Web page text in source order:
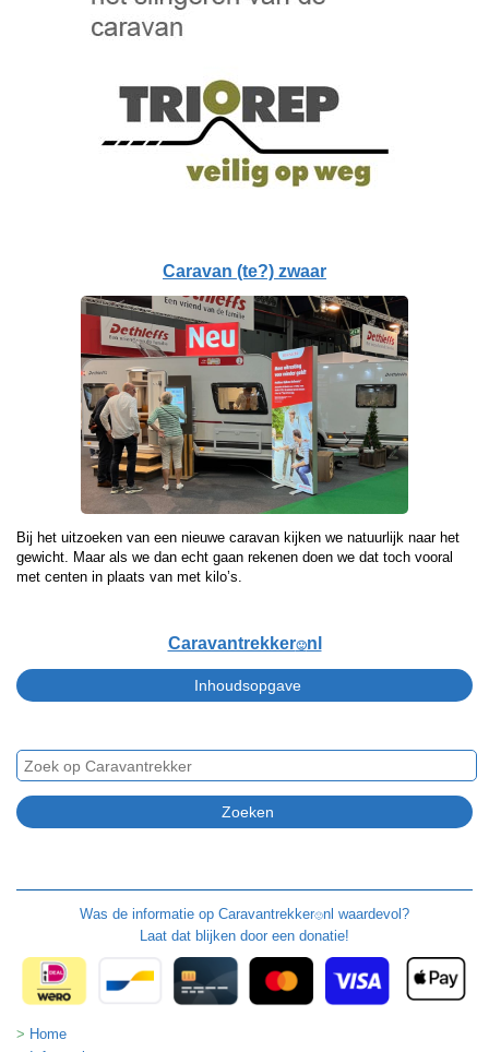
Caravan (te?) zwaar
Bij het uitzoeken van een nieuwe caravan kijken we natuurlijk naar het
gewicht. Maar als we dan echt gaan rekenen doen we dat toch vooral
met centen in plaats van met kilo’s.
Caravantrekker🙂nl
Was de informatie op Caravantrekker🙂nl waardevol?
Laat dat blijken door een donatie!
Home